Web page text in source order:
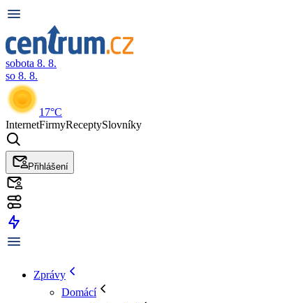
sobota 8. 8.
so 8. 8.
17°C
InternetFirmyReceptySlovníky
Přihlášení
Zprávy
Domácí